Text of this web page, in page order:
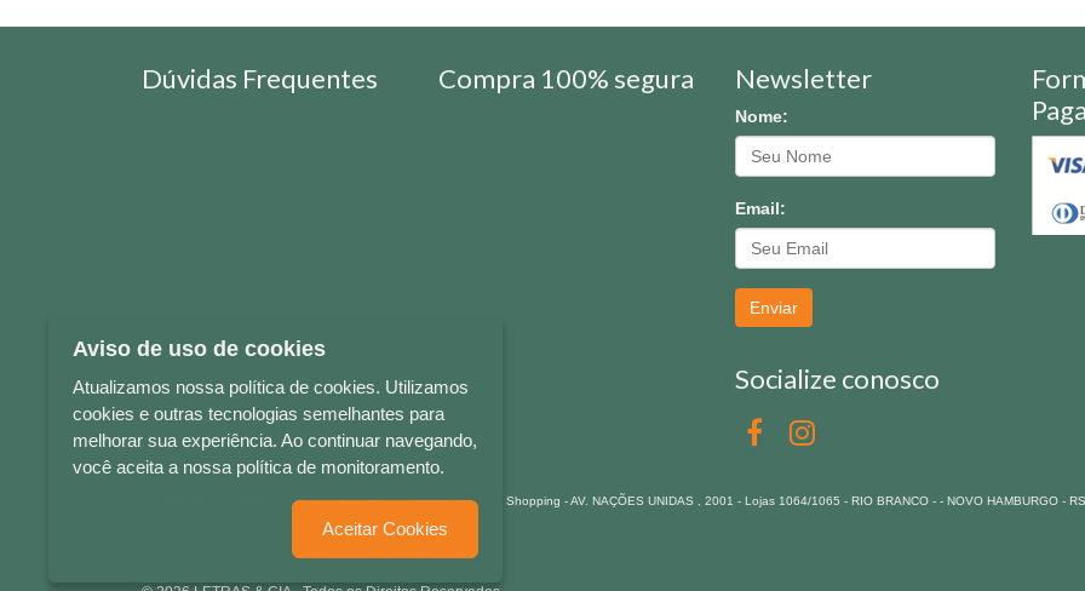
Dúvidas Frequentes Compra 100% segura Newsletter
Nome:
Email:
Enviar
Socialize conosco
LETRAS & CIA - CNPJ n° 88.587.548/0001-20 - Térreo Bourbon Shopping - AV. NAÇÕES UNIDAS , 2001 - Lojas 1064/1065 - RIO BRANCO - - NOVO HAMBURGO - RS
Aviso de uso de cookies
Atualizamos nossa política de cookies. Utilizamos
cookies e outras tecnologias semelhantes para
melhorar sua experiência. Ao continuar navegando,
você aceita a nossa política de monitoramento.
Aceitar Cookies